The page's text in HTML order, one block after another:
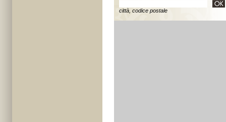
città, codice postale